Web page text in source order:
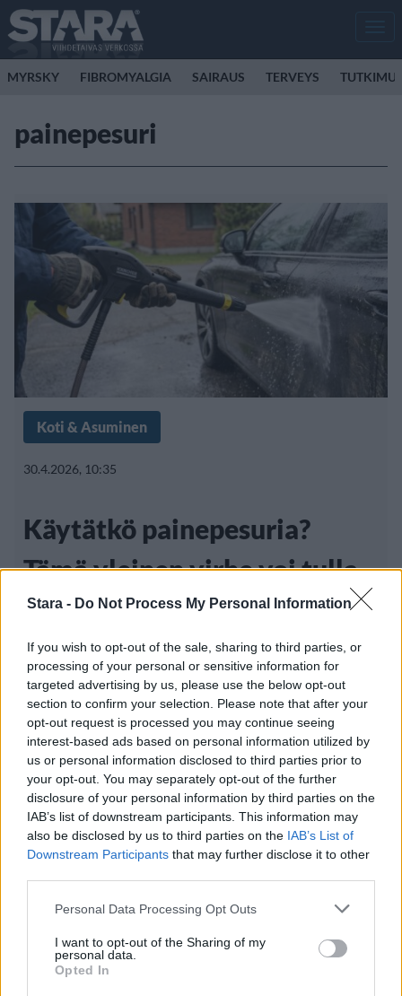
Stara - Do Not Process My Personal Information
If you wish to opt-out of the sale, sharing to third parties, or
processing of your personal or sensitive information for
targeted advertising by us, please use the below opt-out
section to confirm your selection. Please note that after your
opt-out request is processed you may continue seeing
interest-based ads based on personal information utilized by
us or personal information disclosed to third parties prior to
your opt-out. You may separately opt-out of the further
disclosure of your personal information by third parties on the
IAB’s list of downstream participants. This information may
also be disclosed by us to third parties on the IAB’s List of
Downstream Participants that may further disclose it to other
Personal Data Processing Opt Outs
I want to opt-out of the Sharing of my
personal data.
Opted In
MYRSKY FIBROMYALGIA SAIRAUS TERVEYS
painepesuri
Koti & Asuminen
30.4.2026, 10:35
Käytätkö painepesuria?
Tämä yleinen virhe voi tulla
kalliiksi
Painepesurit ovat löytäneet tiensä
ammattilaiskäytöstä yhä useampiin koteihin.
Vettä voimakkaalla
Info
Tietosuojalauseke
Mediatiedot
RSS-ohje
Yhteistyössä
Jocka
Päivän Lehti